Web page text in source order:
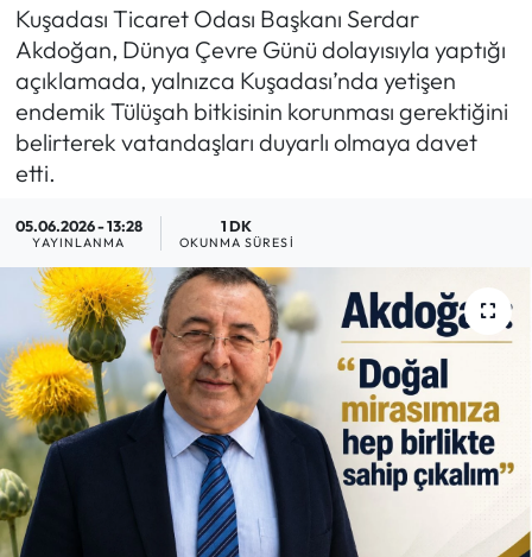
Kuşadası Ticaret Odası Başkanı Serdar
Akdoğan, Dünya Çevre Günü dolayısıyla yaptığı
açıklamada, yalnızca Kuşadası’nda yetişen
endemik Tülüşah bitkisinin korunması gerektiğini
belirterek vatandaşları duyarlı olmaya davet
etti.
05.06.2026 - 13:28
YAYINLANMA
1 DK
OKUNMA SÜRESI
GÜNDEM
MAGAZİN
SAĞLIK
SİYASET
SPOR
TARIM
TURİZM
RESMİ İLANLAR
Haber Arşivi